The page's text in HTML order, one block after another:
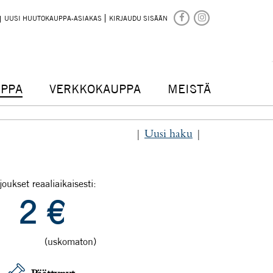
UUSI HUUTOKAUPPA-ASIAKAS KIRJAUDU SISÄÄN
VERKKOKAUPPA MEISTÄ
Uusi haku
reaaliaikaisesti:
2 €
(uskomaton)